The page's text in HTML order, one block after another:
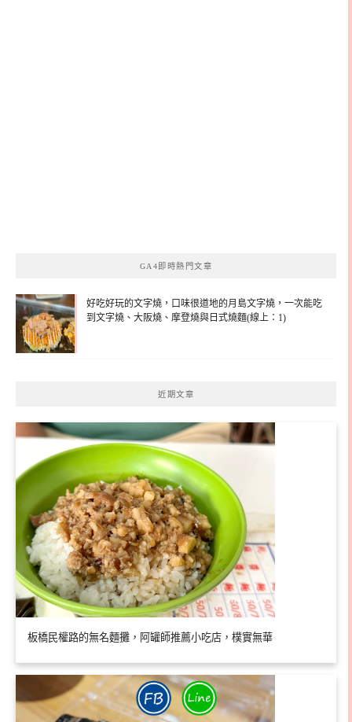
GA4即時熱門文章
好吃好玩的文字燒，口味很道地的月島文字燒，一次能吃
到文字燒、大阪燒、摩登燒與日式燒麵(線上：1)
近期文章
板橋民權路的無名麵攤，阿罐師推薦小吃店，樸實無華